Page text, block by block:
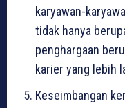
karyawan-
tidak hanya
penghargaan
karier yang lebih
Keseimbangan